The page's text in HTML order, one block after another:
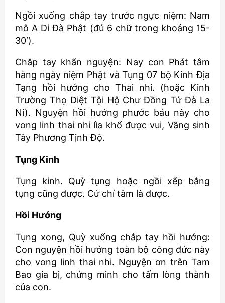
Ngồi xuống chắp tay trước ngực niệm: Nam
mô A Di Đà Phật (đủ 6 chữ trong khoảng 15-
30′).
Chắp tay khấn nguyện: Nay con Phát tâm
hàng ngày niệm Phật và Tụng 07 bộ Kinh Địa
Tạng hồi hướng cho Thai nhi. (hoặc Kinh
Trường Thọ Diệt Tội Hộ Chư Đồng Tử Đà La
Ni). Nguyện hồi hướng phước báu này cho
vong linh thai nhi lìa khổ được vui, Vãng sinh
Tây Phương Tịnh Độ.
Tụng Kinh
Tụng kinh. Quỳ tụng hoặc ngồi xếp bằng
tụng cũng được. Cứ chí tâm là được.
Hồi Hướng
Tụng xong, Quỳ xuống chắp tay hồi hướng:
Con nguyện hồi hướng toàn bộ công đức này
cho vong linh thai nhi. Nguyện ơn trên Tam
Bao gia bị, chứng minh cho tấm lòng thành
của con.